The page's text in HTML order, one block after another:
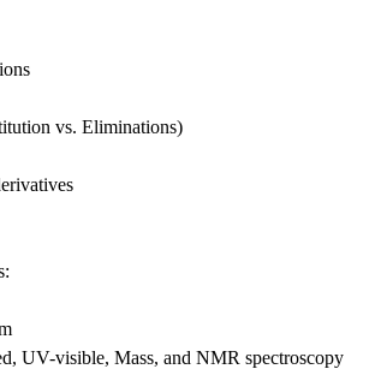
vs. Eliminations)
UV-visible, Mass, and NMR spectroscopy